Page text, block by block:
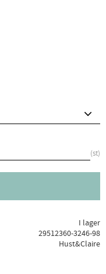
st
I lager
29512360-3246-98
Hust&Claire